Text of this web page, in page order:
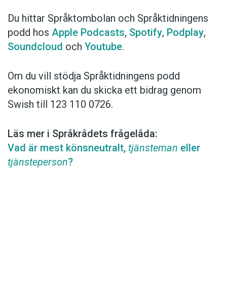
Du hittar Språktombolan och Språktidningens
podd hos Apple Podcasts, Spotify, Podplay,
Soundcloud och Youtube.
Om du vill stödja Språktidningens podd
ekonomiskt kan du skicka ett bidrag genom
Swish till 123 110 0726.
Läs mer i Språkrådets frågelåda:
Vad är mest könsneutralt, tjänsteman eller
tjänsteperson?